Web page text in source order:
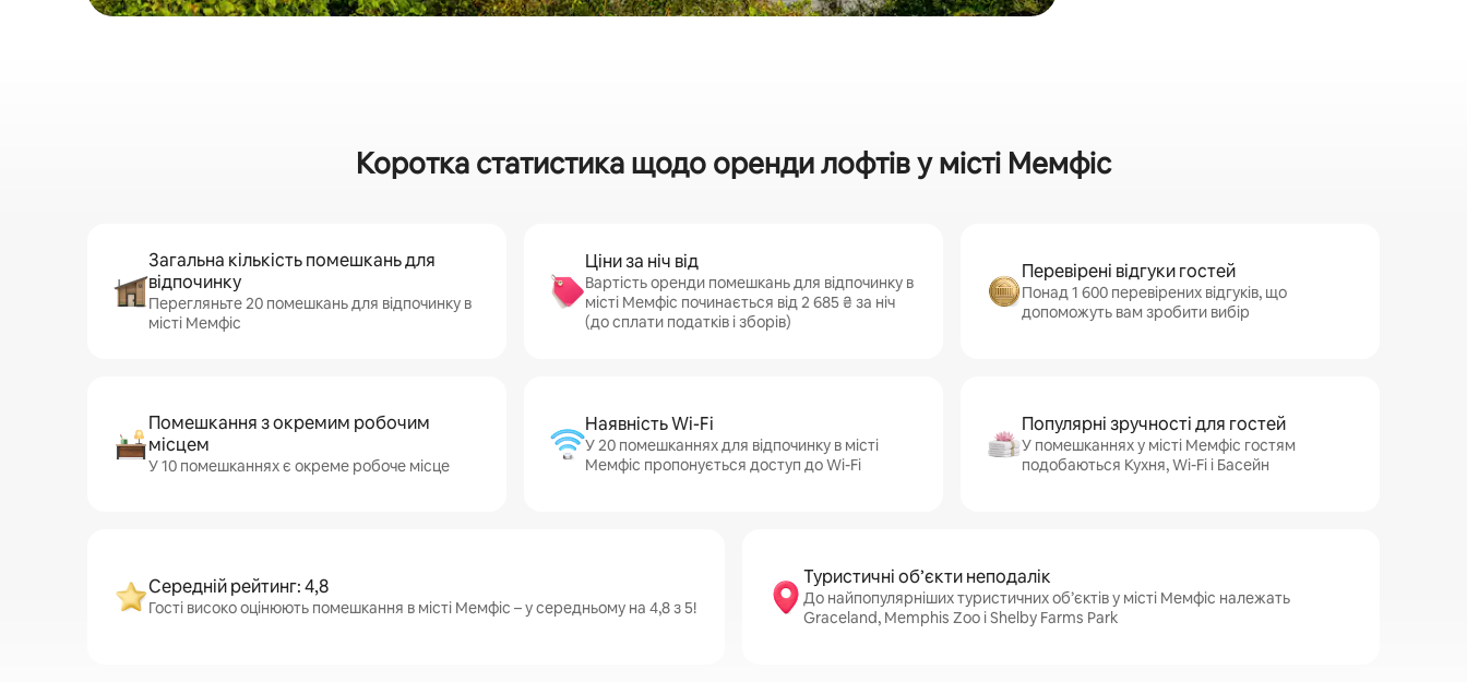
Коротка статистика щодо оренди лофтів у місті Мемфіс
Загальна кількість помешкань для
відпочинку
Перегляньте 20 помешкань для відпочинку в
місті Мемфіс
Ціни за ніч від
Вартість оренди помешкань для відпочинку в
місті Мемфіс починається від 2 685 ₴ за ніч
(до сплати податків і зборів)
Перевірені відгуки гостей
Понад 1 600 перевірених відгуків, що
допоможуть вам зробити вибір
Помешкання з окремим робочим
місцем
У 10 помешканнях є окреме робоче місце
Наявність Wi-Fi
У 20 помешканнях для відпочинку в місті
Мемфіс пропонується доступ до Wi-Fi
Популярні зручності для гостей
У помешканнях у місті Мемфіс гостям
подобаються Кухня, Wi-Fi і Басейн
Середній рейтинг: 4,8
Гості високо оцінюють помешкання в місті Мемфіс – у середньому на 4,8 з 5!
Туристичні об’єкти неподалік
До найпопулярніших туристичних об’єктів у місті Мемфіс належать
Graceland, Memphis Zoo і Shelby Farms Park